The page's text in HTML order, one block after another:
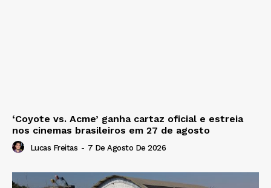
‘Coyote vs. Acme’ ganha cartaz oficial e estreia
nos cinemas brasileiros em 27 de agosto
Lucas Freitas - 7 De Agosto De 2026